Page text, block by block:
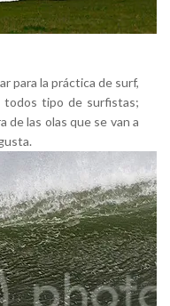
para la práctica de surf,
todos tipo de surfistas;
de las olas que se van a